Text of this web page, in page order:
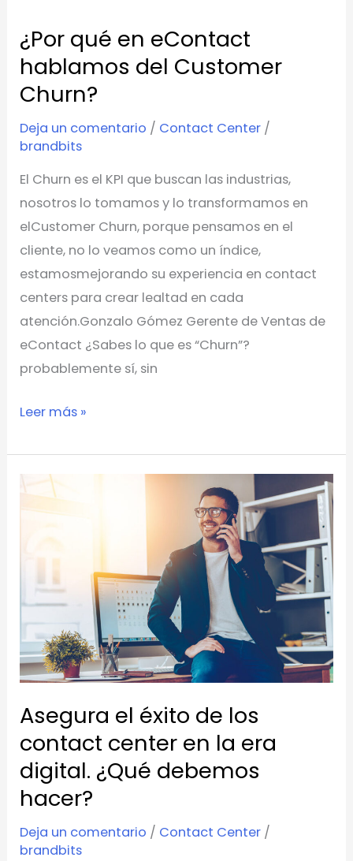
¿Por qué en eContact
hablamos del Customer
Churn?
Deja un comentario / Contact Center /
brandbits
El Churn es el KPI que buscan las industrias,
nosotros lo tomamos y lo transformamos en
elCustomer Churn, porque pensamos en el
cliente, no lo veamos como un índice,
estamosmejorando su experiencia en contact
centers para crear lealtad en cada
atención.Gonzalo Gómez Gerente de Ventas de
eContact ¿Sabes lo que es “Churn”?
probablemente sí, sin
en
eContact
hablamos
Customer
Leer más »
Asegura el éxito de los
contact center en la era
digital. ¿Qué debemos
hacer?
Deja un comentario / Contact Center /
brandbits
Asegura
el
contact
center
en
la
digital.
¿Qué
debemos
hacer?